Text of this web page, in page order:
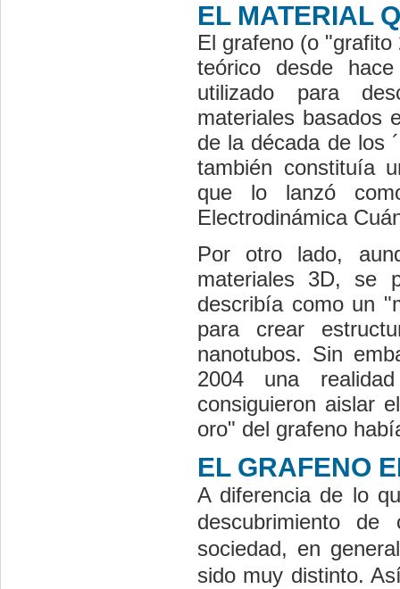
EL MATERIAL
El grafeno (o
teórico desde
utilizado para
materiales basados
de la década de los
también constituía
que lo lanzó
Electrodinámica
Por otro lado,
materiales 3D, se
describía como un
para crear
nanotubos. Sin
2004 una
consiguieron aislar
oro" del grafeno
EL GRAFENO
A diferencia de lo
descubrimiento
sociedad, en
sido muy distinto.